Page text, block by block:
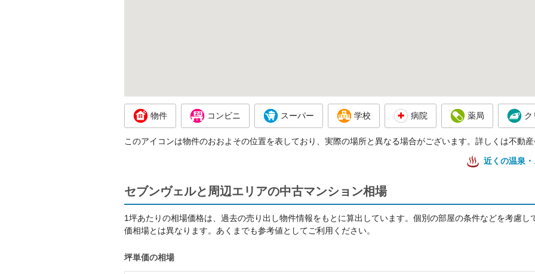
物件 コンビニ スーパー 学校 病院 薬局 ク
このアイコンは物件のおおよその位置を表しており、実際の場所と異なる場合がございます。詳しくは不動産
近くの温泉
セブンヴェルと周辺エリアの中古マンション相場
1坪あたりの相場価格は、過去の売り出し物件情報をもとに算出しています。個別の部屋の条件などを考慮
価相場とは異なります。あくまでも参考値としてご利用ください。
坪単価の相場